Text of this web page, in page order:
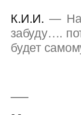
содержимому
К.И.И.
забуду….
будет